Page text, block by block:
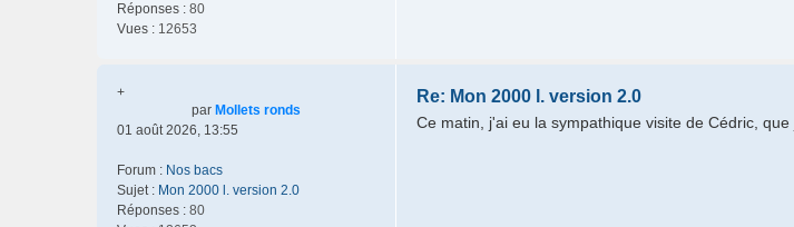
Réponses : 80
Vues : 12653
+
par Mollets ronds
01 août 2026, 13:55
Forum : Nos bacs
Sujet : Mon 2000 l. version 2.0
Réponses : 80
Re: Mon 2000 l. version 2.0
Ce matin, j'ai eu la sympathique visite de Cédric,